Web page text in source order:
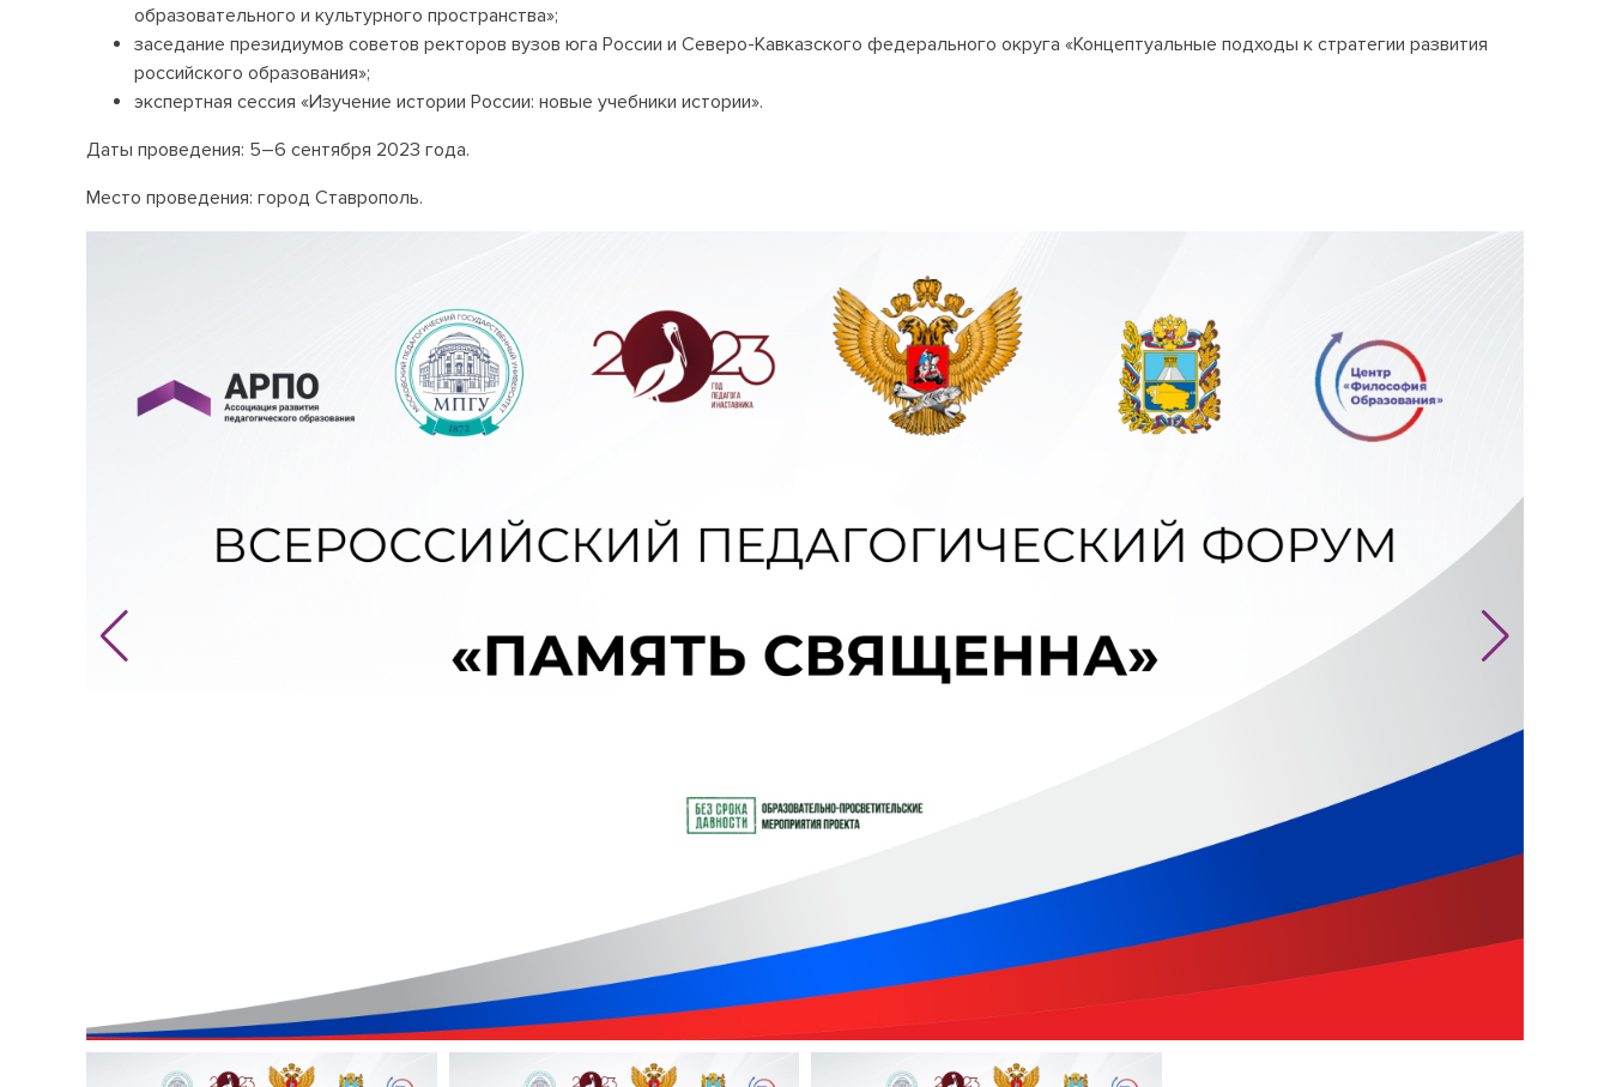
образовательного и культурного пространства»;
заседание президиумов советов ректоров вузов юга России и Северо-Кавказского федерального округа «Концептуальные подходы к стратегии развития
российского образования»;
экспертная сессия «Изучение истории России: новые учебники истории».
Даты проведения: 5–6 сентября 2023 года.
Место проведения: город Ставрополь.